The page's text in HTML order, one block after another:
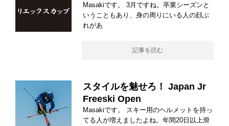
Masakiです。 3月ですね。卒業シーズンと
いうこともあり、身の周りにいる人の顔ぶ
れがあ
記事を読む
スタイルを魅せろ！ Japan Jr
Freeski Open
Masakiです。 スキー用のヘルメットを持っ
てる人が増えましたよね。年間20日以上滑